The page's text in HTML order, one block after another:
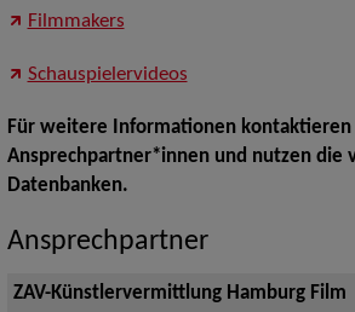
Filmmakers
Schauspielervideos
Für weitere Informationen kontaktieren
Ansprechpartner*innen und nutzen die
Datenbanken.
Ansprechpartner
ZAV-Künstlervermittlung Hamburg Film